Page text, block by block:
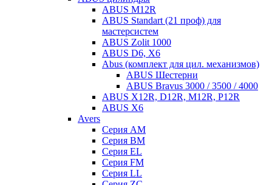
ABUS M12R
ABUS Standart (21 проф) для
мастерсистем
ABUS Zolit 1000
ABUS D6, X6
Abus (комплект для цил. механизмов)
ABUS Шестерни
ABUS Bravus 3000 / 3500 / 4000
ABUS X12R, D12R, M12R, P12R
ABUS X6
Avers
Серия AM
Серия BM
Серия EL
Серия FM
Серия LL